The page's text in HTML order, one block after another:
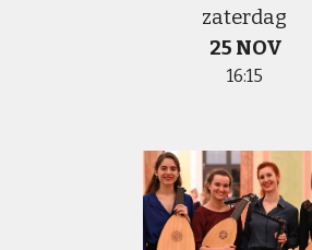
zaterdag
25 NOV
16:15